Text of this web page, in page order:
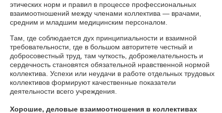
этических норм и правил в процессе профессиональных
взаимоотношений между членами коллектива — врачами,
средним и младшим медицинским персоналом.
Там, где соблюдается дух принципиальности и взаимной
требовательности, где в большом авторитете честный и
добросовестный труд, там чуткость, доброжелательность и
сердечность становятся обязательной нравственной нормой
коллектива. Успехи или неудачи в работе отдельных трудовых
коллективов формируют качественные показатели
деятельности всего учреждения.
Хорошие, деловые взаимоотношения в коллективах